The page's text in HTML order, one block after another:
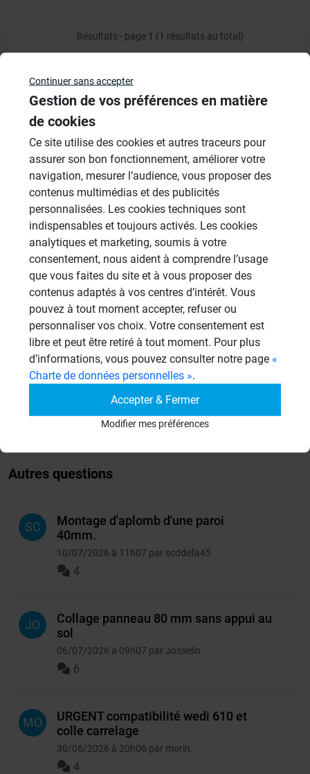
Résultats - page 1 (1 résultats au total)
Veuillez vous connecter pour répondre à ce sujet
Sujets
Douches à l'Italienne
1485 Sujets
Cabines de hammam
26 Sujets
Systèmes de panneaux à carreler
1206 Sujets
Aménagement Agencement
21 Sujets
Revêtement Finition
19 Sujets
Autres questions
SC
Montage d'aplomb d'une paroi
40mm.
10/07/2026 à 11h07 par scddefa45
4
JO
Collage panneau 80 mm sans appui au
sol
06/07/2026 à 09h07 par Josselin
6
MO
URGENT compatibilité wedi 610 et
colle carrelage
30/06/2026 à 20h06 par morin
4
Continuer sans accepter
Gestion de vos préférences en matière
de cookies
Ce site utilise des cookies et autres traceurs pour
assurer son bon fonctionnement, améliorer votre
navigation, mesurer l’audience, vous proposer des
contenus multimédias et des publicités
personnalisées. Les cookies techniques sont
indispensables et toujours activés. Les cookies
analytiques et marketing, soumis à votre
consentement, nous aident à comprendre l’usage
que vous faites du site et à vous proposer des
contenus adaptés à vos centres d’intérêt. Vous
pouvez à tout moment accepter, refuser ou
personnaliser vos choix. Votre consentement est
libre et peut être retiré à tout moment. Pour plus
d’informations, vous pouvez consulter notre page «
Charte de données personnelles ».
Accepter & Fermer
Modifier mes préférences